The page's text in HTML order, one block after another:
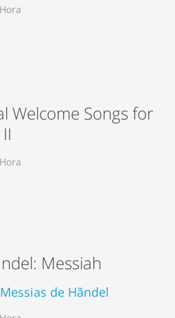
Welcome Songs for
Messiah
de Hãndel